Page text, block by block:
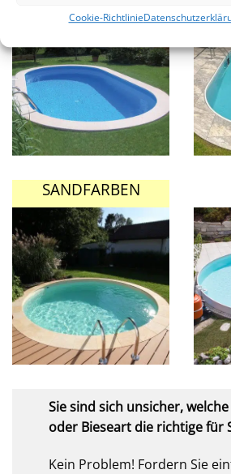
Cookie-Richtlinie
SANDFARBEN
Sie sind sich unsicher,
oder Bieseart die richtige für
Kein Problem! Fordern Sie